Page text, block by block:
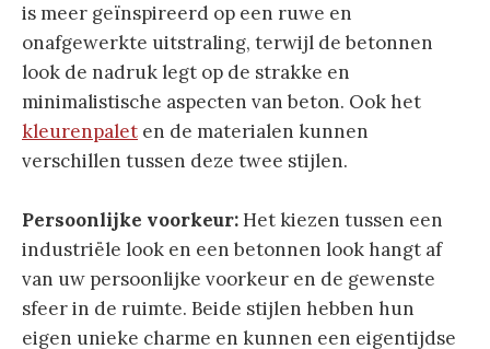
is meer geïnspireerd op een ruwe en
onafgewerkte uitstraling, terwijl de betonnen
look de nadruk legt op de strakke en
minimalistische aspecten van beton. Ook het
kleurenpalet en de materialen kunnen
verschillen tussen deze twee stijlen.
Persoonlijke voorkeur:Het kiezen tussen een
industriële look en een betonnen look hangt af
van uw persoonlijke voorkeur en de gewenste
sfeer in de ruimte. Beide stijlen hebben hun
eigen unieke charme en kunnen een eigentijdse